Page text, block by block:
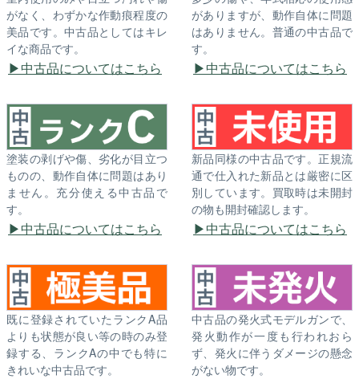
がなく、わずかな作動痕程度の
美品です。中古品としてはキレ
イな商品です。
中古品についてはこちら
がありますが、動作自体に問題
はありません。普通の中古品で
す。
中古品についてはこちら
塗装の剥げや傷、劣化が目立つ
ものの、動作自体に問題はあり
ません。充分使える中古品で
す。
中古品についてはこちら
新品同様の中古品です。正規流
通で仕入れた新品とは厳密に区
別しています。買取時は未開封
の物も開封確認します。
中古品についてはこちら
既に登録されていたランクA品
よりも状態が良い等の時のみ登
録する、ランクAの中でも特に
きれいな中古品です。
中古品の発火式モデルガンで、
発火動作が一度も行われおら
ず、発火に伴うダメージの懸念
がない物です。